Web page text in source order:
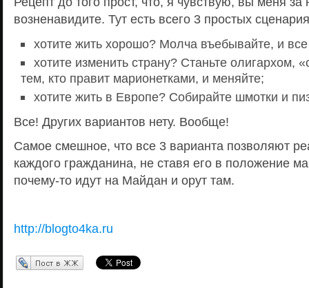
возненавидите. Тут есть всего 3 простых
хотите жить хорошо? Молча въебывайте, и
хотите изменить страну? Станьте олигархом,
тем, кто правит марионетками, и меняйте;
хотите жить в Европе? Собирайте шмотки и
Все! Других вариантов нету. Вообще!
Самое смешное, что все 3 варианта позволяют
каждого гражданина, не ставя его в положение
почему-то идут на Майдан и орут там.
http://blogto4ka.ru
Перепост в ЖЖ